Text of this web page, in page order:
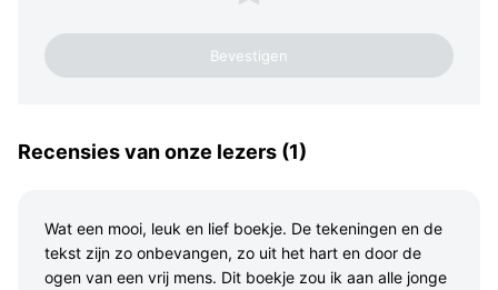
Recensies van onze lezers (1)
Wat een mooi, leuk en lief boekje. De tekeningen en de
tekst zijn zo onbevangen, zo uit het hart en door de
ogen van een vrij mens. Dit boekje zou ik aan alle jonge